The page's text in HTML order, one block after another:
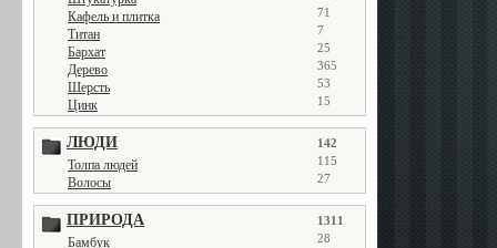
Кафель и плитка 71
Титан 7
Бархат 25
Дерево 365
Шерсть 53
Цинк 15
ЛЮДИ 142
Толпа людей 115
Волосы 27
ПРИРОДА 1311
Бамбук 28